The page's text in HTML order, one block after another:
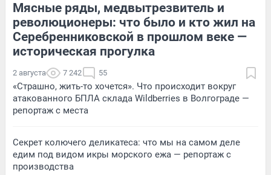
62 Обсудить 15 Обсудить
Мясные ряды, медвытрезвитель и
революционеры: что было и кто жил на
Серебренниковской в прошлом веке —
историческая прогулка
2 августа 7 242 55
«Страшно, жить-то хочется». Что происходит вокруг
атакованного БПЛА склада Wildberries в Волгограде —
репортаж с места
Секрет колючего деликатеса: что мы на самом деле
едим под видом икры морского ежа — репортаж с
производства